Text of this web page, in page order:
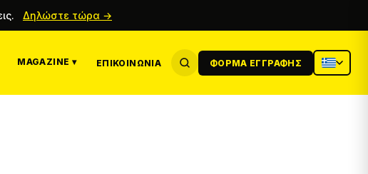
Δηλώστε τώρα →
MAGAZINE ▾ ΕΠΙΚΟΙΝΩΝΊΑ ΦΌΡΜΑ ΕΓΓΡΑΦΉΣ